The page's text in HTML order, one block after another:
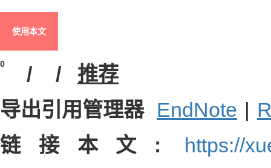
使用本文
0 / / 推荐
导出引用管理器
EndNote |
链接本文:
https://